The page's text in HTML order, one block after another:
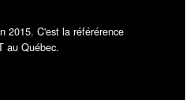
2015. C'est la référérence
au Québec.